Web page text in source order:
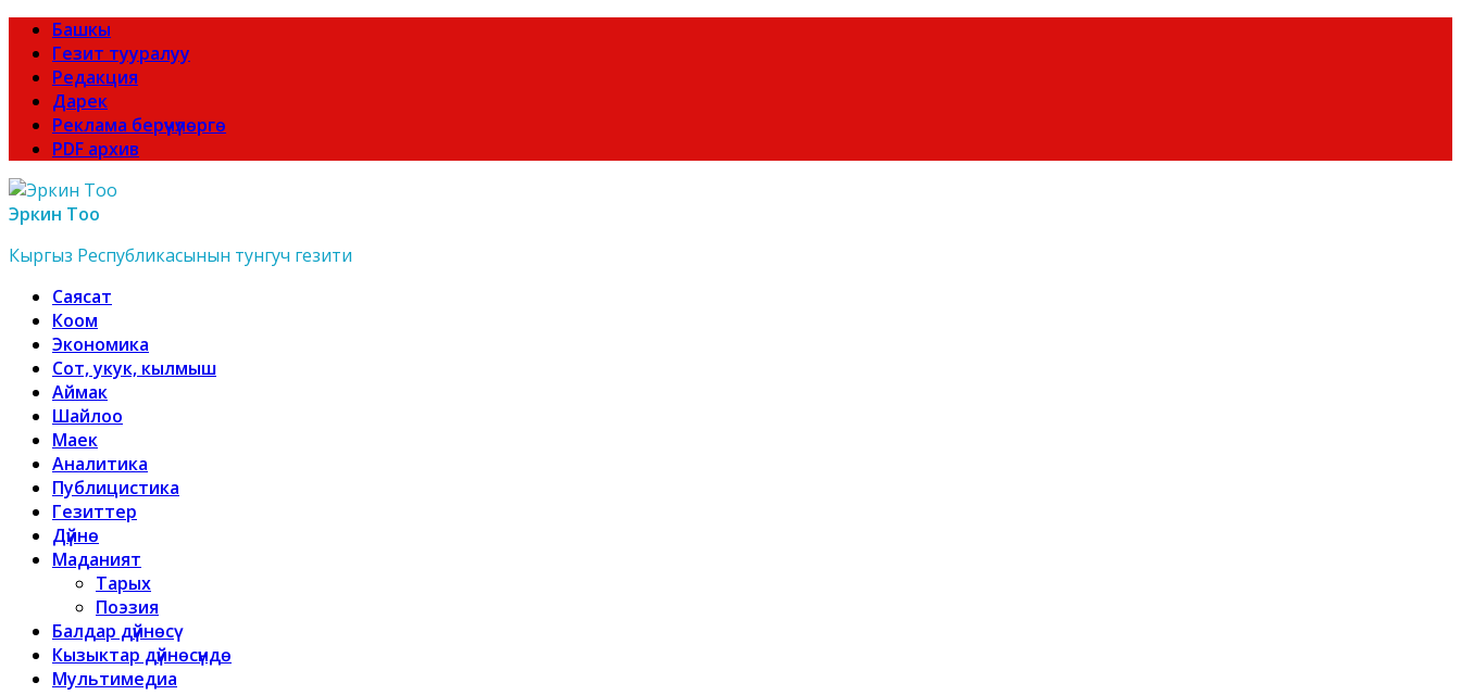
Башкы
Гезит тууралуу
Редакция
Дарек
Реклама берүүчүлөргө
PDF архив
Эркин Тоо
Кыргыз Республикасынын тунгуч гезити
Саясат
Коом
Экономика
Сот, укук, кылмыш
Аймак
Шайлоо
Маек
Аналитика
Публицистика
Гезиттер
Дүйнө
Маданият
Тарых
Поэзия
Балдар дүйнөсү
Кызыктар дүйнөсүндө
Мультимедиа